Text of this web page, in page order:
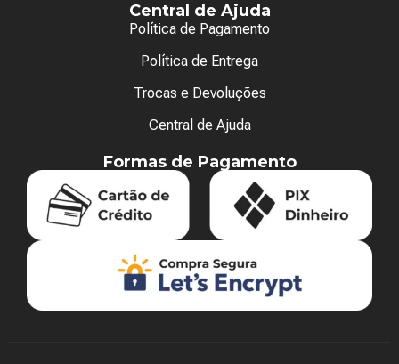
Central de Ajuda
Política de Pagamento
Política de Entrega
Trocas e Devoluções
Central de Ajuda
Formas de Pagamento